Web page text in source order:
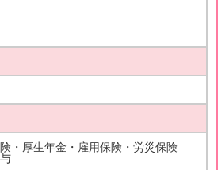
・厚生年金・雇用保険・労災保険